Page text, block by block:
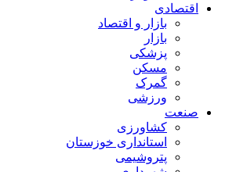
اقتصادی
بازار و اقتصاد
بازار
پزشکی
مسکن
گمرک
ورزشی
صنعت
کشاورزی
استانداری خوزستان
پتروشیمی